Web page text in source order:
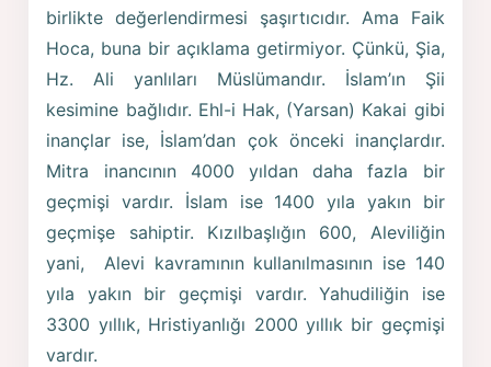
birlikte değerlendirmesi şaşırtıcıdır. Ama Faik
Hoca, buna bir açıklama getirmiyor. Çünkü, Şia,
Hz. Ali yanlıları Müslümandır. İslam’ın Şii
kesimine bağlıdır. Ehl-i Hak, (Yarsan) Kakai gibi
inançlar ise, İslam’dan çok önceki inançlardır.
Mitra inancının 4000 yıldan daha fazla bir
geçmişi vardır. İslam ise 1400 yıla yakın bir
geçmişe sahiptir. Kızılbaşlığın 600, Aleviliğin
yani, Alevi kavramının kullanılmasının ise 140
yıla yakın bir geçmişi vardır. Yahudiliğin ise
3300 yıllık, Hristiyanlığı 2000 yıllık bir geçmişi
vardır.